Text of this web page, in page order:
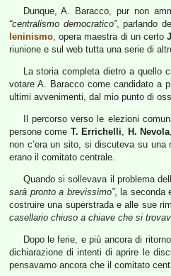
Dunque, A. Baracco, pur non
“centralismo democratico”, parlando
leninismo, opera maestra di un certo
riunione e sul web tutta una serie di
La storia completa dietro a quello
votare A. Baracco come candidato a
ultimi avvenimenti, dal mio punto di
Il percorso verso le elezioni
persone come T. Errichelli, H. Nevola,
non c’era un sito, si discuteva su
erano il comitato centrale.
Quando si sollevava il problema
sarà pronto a brevissimo”, la seconda
costruire una superstrada e alle sue
casellario chiuso a chiave che si
Dopo le ferie, e più ancora di
dichiarazione di intenti di aprire le
pensavamo ancora che il comitato